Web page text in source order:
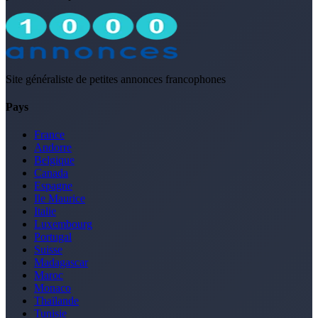
Site généraliste de petites annonces francophones
Pays
France
Andorre
Belgique
Canada
Espagne
Ile Maurice
Italie
Luxembourg
Portugal
Suisse
Madagascar
Maroc
Monaco
Thaïlande
Tunisie